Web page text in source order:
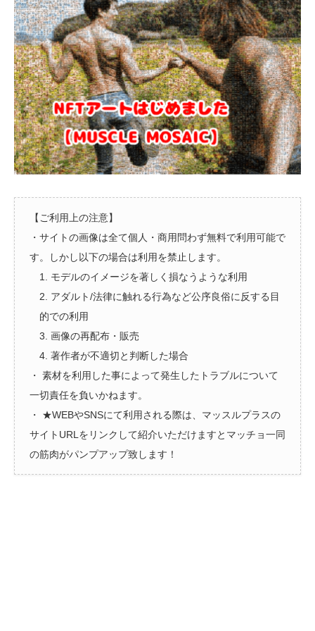
【ご利用上の注意】
・サイトの画像は全て個人・商用問わず無料で利用可能で
す。しかし以下の場合は利用を禁止します。
1. モデルのイメージを著しく損なうような利用
2. アダルト/法律に触れる行為など公序良俗に反する目
的での利用
3. 画像の再配布・販売
4. 著作者が不適切と判断した場合
・ 素材を利用した事によって発生したトラブルについて
一切責任を負いかねます。
・ ★WEBやSNSにて利用される際は、マッスルプラスの
サイトURLをリンクして紹介いただけますとマッチョ一同
の筋肉がパンプアップ致します！